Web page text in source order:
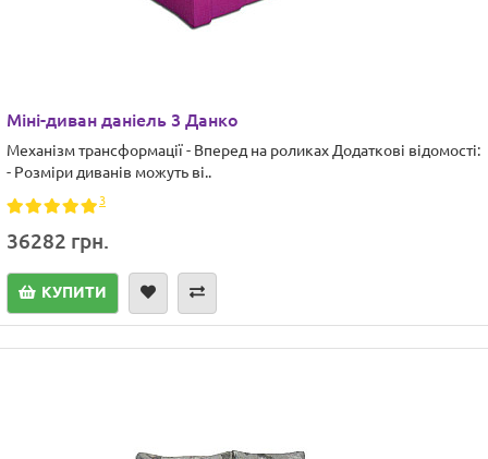
Міні-диван даніель 3 Данко
Механізм трансформації - Вперед на роликах Додаткові відомості:
- Розміри диванів можуть ві..
3
36282 грн.
КУПИТИ